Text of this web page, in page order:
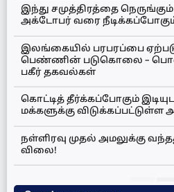
இந்து சமுத்திரத்தை
அக்டோபர் வரை நீடிக்கப்போகும்
இலங்கையில் பரபரப்பை
பெண்ணின் படுகொலை –
பகீர் தகவல்கள்
கொட்டித் தீர்க்கப்போகும்
மக்களுக்கு விடுக்கப்பட்டுள்ள
நள்ளிரவு முதல் அமலுக்கு
விலை!